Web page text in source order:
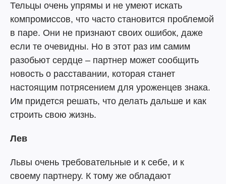
Тельцы очень упрямы и не умеют искать
компромиссов, что часто становится проблемой
в паре. Они не признают своих ошибок, даже
если те очевидны. Но в этот раз им самим
разобьют сердце – партнер может сообщить
новость о расставании, которая станет
настоящим потрясением для уроженцев знака.
Им придется решать, что делать дальше и как
строить свою жизнь.
Лев
Львы очень требовательные и к себе, и к
своему партнеру. К тому же обладают